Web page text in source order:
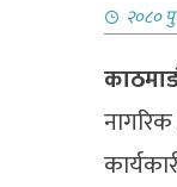
२०८०